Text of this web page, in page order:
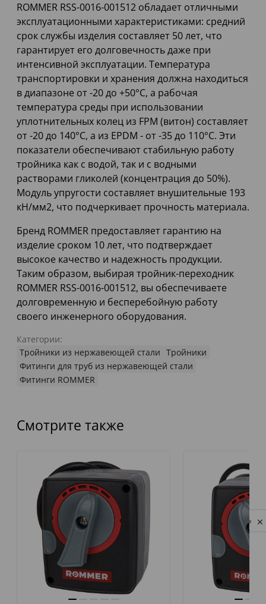
ROMMER RSS-0016-001512 обладает отличными
эксплуатационными характеристиками: средний
срок службы изделия составляет 50 лет, что
гарантирует его долговечность даже при
интенсивной эксплуатации. Температура
транспортировки и хранения должна находиться
в диапазоне от -20 до +50°C, а рабочая
температура среды при использовании
уплотнительных колец из FPM (витон) составляет
от -20 до 140°C, а из EPDM - от -35 до 110°C. Эти
показатели обеспечивают стабильную работу
тройника как с водой, так и с водными
растворами гликолей (концентрация до 50%).
Модуль упругости составляет внушительные 193
кН/мм2, что подчеркивает прочность материала.
Бренд ROMMER предоставляет гарантию на
изделие сроком 10 лет, что подтверждает
высокое качество и надежность продукции.
Таким образом, выбирая тройник-переходник
ROMMER RSS-0016-001512, вы обеспечиваете
долговременную и бесперебойную работу
своего инженерного оборудования.
Категории:
Тройники из нержавеющей стали Тройники
Фитинги для труб из нержавеющей стали
Фитинги ROMMER
Смотрите также
Privacy notice